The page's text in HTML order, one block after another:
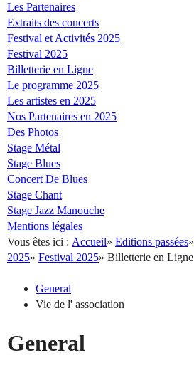
Les Partenaires
Extraits des concerts
Festival et Activités 2025
Festival 2025
Billetterie en Ligne
Le programme 2025
Les artistes en 2025
Nos Partenaires en 2025
Des Photos
Stage Métal
Stage Blues
Concert De Blues
Stage Chant
Stage Jazz Manouche
Mentions légales
Vous êtes ici : Accueil» Editions passées»
2025» Festival 2025» Billetterie en Ligne
General
Vie de l' association
General